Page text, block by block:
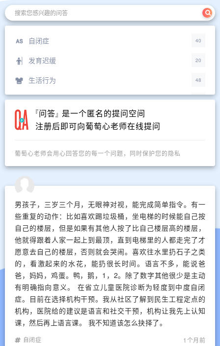
『问答』 是一个匿名的提问空间
注册后即可向葡萄心老师在线提问
葡萄心老师会用心回答您的每一个问题，同时保护您的隐私
男孩子，三岁三个月，无眼神对视，能完成简单指令。有一
些重复的动作：比如喜欢踢垃圾桶，坐电梯的时候能自己按
自己的楼层，但是如果有其他人按了比自己楼层高的楼层，
他就得跟着人家一起上到最顶，直到电梯里的人都走完了才
愿意去自己的楼层，否则就会哭闹。喜欢往水里扔石子之类
的，看激起来的水花，能扔很长时间。语言不多，能说爸
爸，妈妈，鸡蛋。鸭，鹅，1，2。除了数字其他很少是主动
有明确指向意义。 在省立儿童医院诊断为轻度到中度自闭
症。目前在选择机构干预。我从社区了解到民生工程定点的
机构，医院给的建议是语言和社交干预，机构让我先上认知
课，然后再上语言课。 我不知道该怎么抉择了。
自闭症 1个月前
自闭症 40
发育迟缓 20
生活行为 48
语言行为 43
情绪控制
社会教育